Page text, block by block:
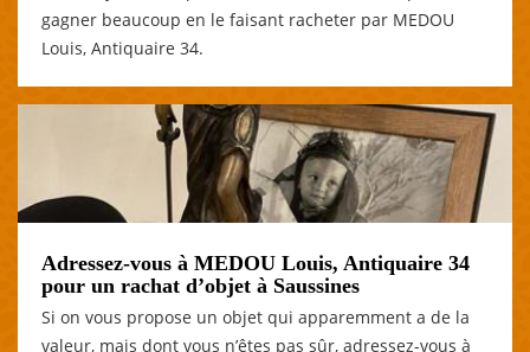
gagner beaucoup en le faisant racheter par MEDOU
Louis, Antiquaire 34.
Adressez-vous à MEDOU Louis, Antiquaire 34
pour un rachat d’objet à Saussines
Si on vous propose un objet qui apparemment a de la
valeur, mais dont vous n’êtes pas sûr, adressez-vous à